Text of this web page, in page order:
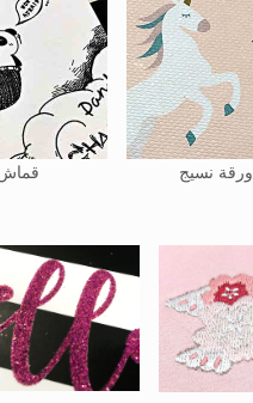
ورقة نسيج